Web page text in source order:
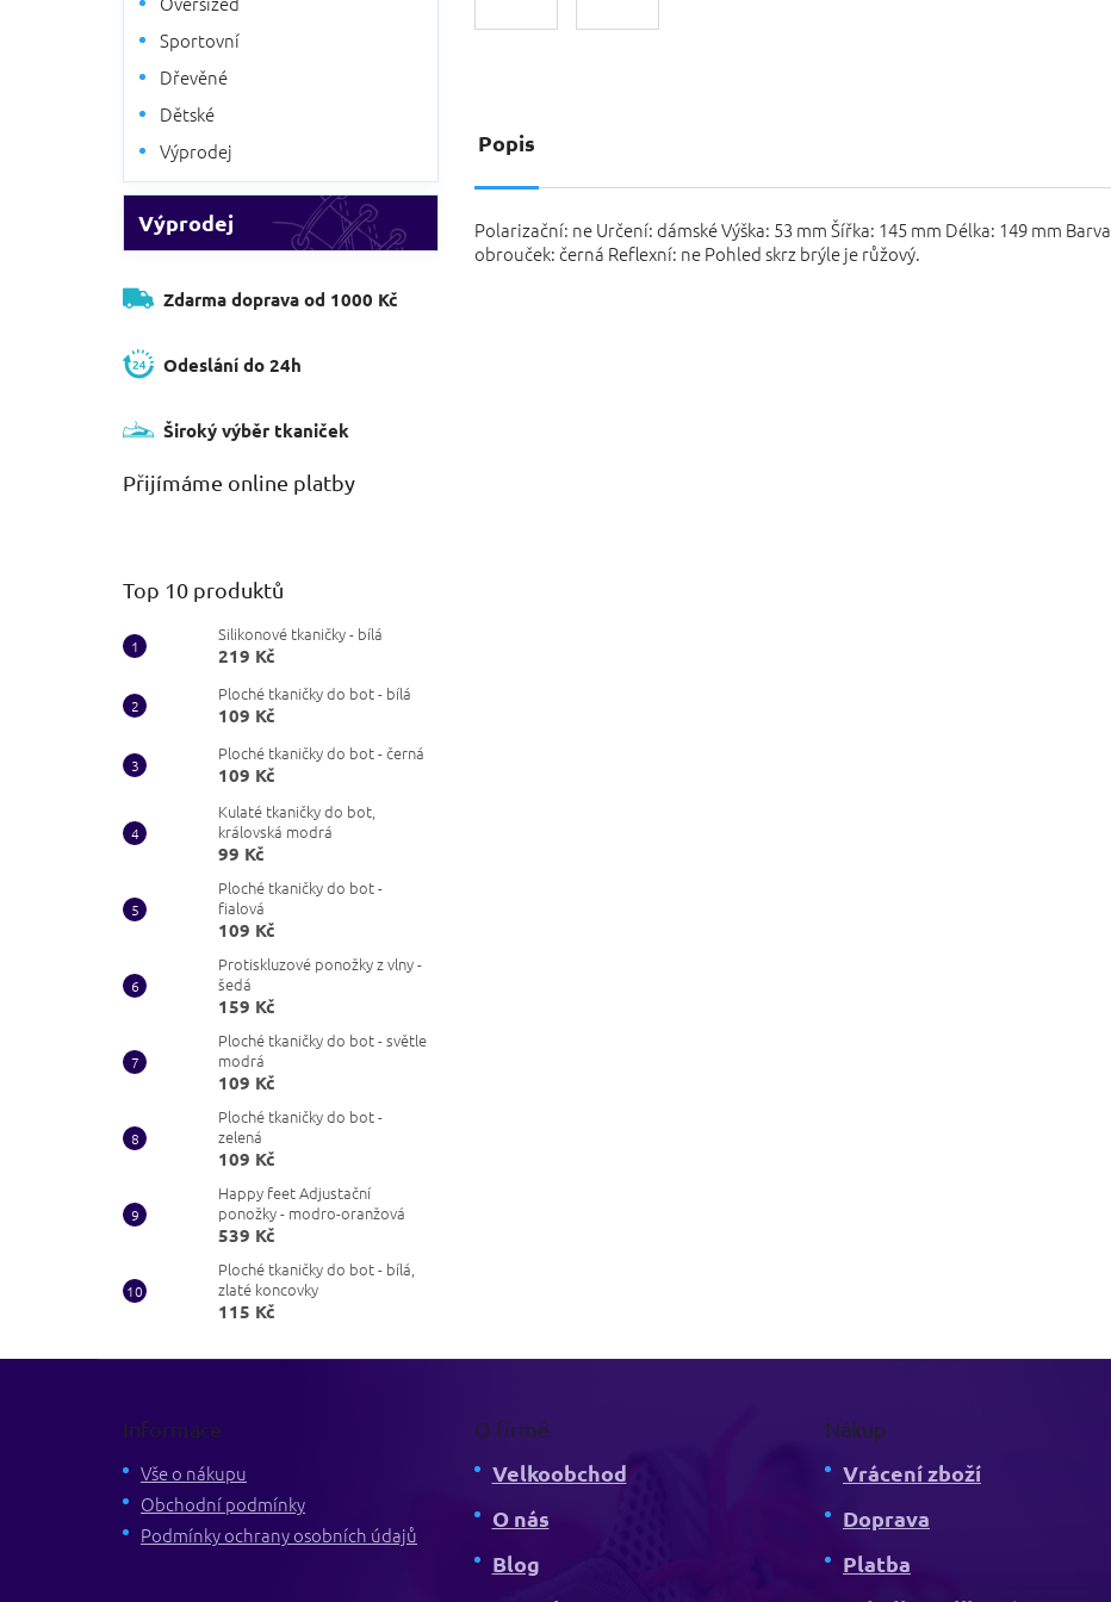
Sportovní
Dřevěné
Dětské
Výprodej
Výprodej
Zdarma doprava od 1000 Kč
Odeslání do 24h
Široký výběr tkaniček
Přijímáme online platby
Top 10 produktů
Silikonové tkaničky - bílá
219 Kč
Ploché tkaničky do bot - bílá
109 Kč
Ploché tkaničky do bot - černá
109 Kč
Kulaté tkaničky do bot,
královská modrá
99 Kč
Ploché tkaničky do bot -
fialová
109 Kč
Protiskluzové ponožky z vlny -
šedá
159 Kč
Ploché tkaničky do bot - světle
modrá
109 Kč
Ploché tkaničky do bot -
zelená
109 Kč
Happy feet Adjustační
ponožky - modro-oranžová
539 Kč
Ploché tkaničky do bot - bílá,
zlaté koncovky
115 Kč
Popis
Polarizační: ne Určení: dámské Výška: 53 mm Šířka: 145 mm Délka: 149 mm Barva
obrouček: černá Reflexní: ne Pohled skrz brýle je růžový.
Informace
Vše o nákupu
Obchodní podmínky
Podmínky ochrany osobních údajů
O firmě
Velkoobchod
O nás
Blog
Nákup
Vrácení zboží
Doprava
Platba